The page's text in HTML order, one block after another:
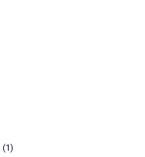
(1)